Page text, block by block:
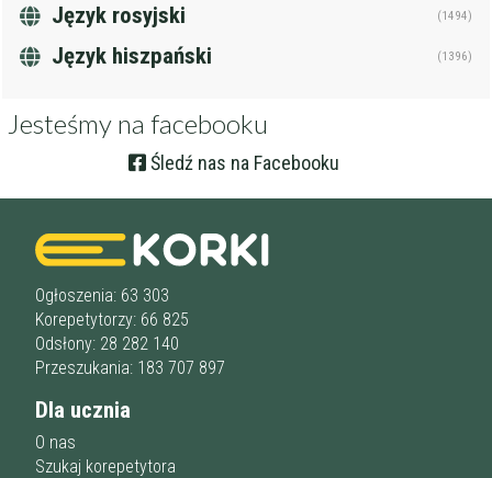
Język rosyjski (1494)
Język hiszpański (1396)
Jesteśmy na facebooku
Śledź nas na Facebooku
Ogłoszenia: 63 303
Korepetytorzy: 66 825
Odsłony: 28 282 140
Przeszukania: 183 707 897
Dla ucznia
O nas
Szukaj korepetytora